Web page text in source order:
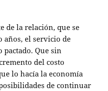
de la relación, que se
años, el servicio de
Que sin
del costo
lo hacía la economía
de continuar